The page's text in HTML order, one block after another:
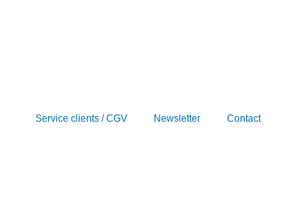
Service clients / CGV Newsletter Contact